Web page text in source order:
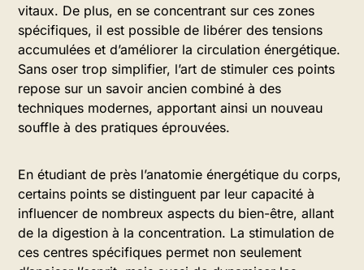
vitaux. De plus, en se concentrant sur ces zones
spécifiques, il est possible de libérer des tensions
accumulées et d’améliorer la circulation énergétique.
Sans oser trop simplifier, l’art de stimuler ces points
repose sur un savoir ancien combiné à des
techniques modernes, apportant ainsi un nouveau
souffle à des pratiques éprouvées.
En étudiant de près l’anatomie énergétique du corps,
certains points se distinguent par leur capacité à
influencer de nombreux aspects du bien-être, allant
de la digestion à la concentration. La stimulation de
ces centres spécifiques permet non seulement